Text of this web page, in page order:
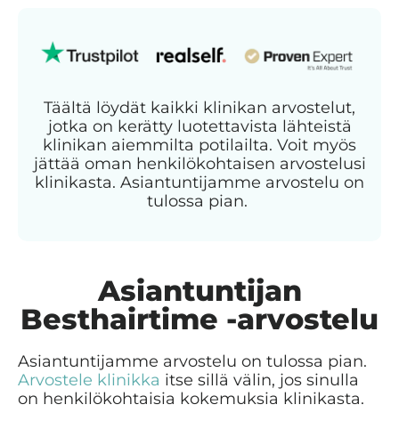
Täältä löydät kaikki klinikan arvostelut,
jotka on kerätty luotettavista lähteistä
klinikan aiemmilta potilailta. Voit myös
jättää oman henkilökohtaisen arvostelusi
klinikasta. Asiantuntijamme arvostelu on
tulossa pian.
Asiantuntijan
Besthairtime -arvostelu
Asiantuntijamme arvostelu on tulossa pian.
Arvostele klinikka itse sillä välin, jos sinulla
on henkilökohtaisia kokemuksia klinikasta.